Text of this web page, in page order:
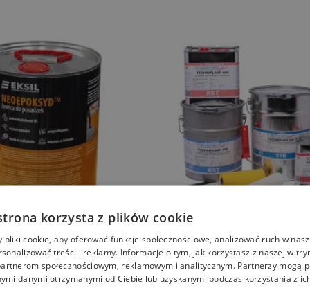
Jednoskładnikowa
do Posadzek
5kg
Żywica strukturalna na
podłogę zestaw
791,00zł – 1289,00zł
korzysta z plików cookie
pliki cookie, aby oferować funkcje społecznościowe, analizować ruch w
treści i reklamy. Informacje o tym, jak korzystasz z naszej
społecznościowym, reklamowym i analitycznym. Partnerzy mogą
danymi otrzymanymi od Ciebie lub uzyskanymi podczas korzystania z